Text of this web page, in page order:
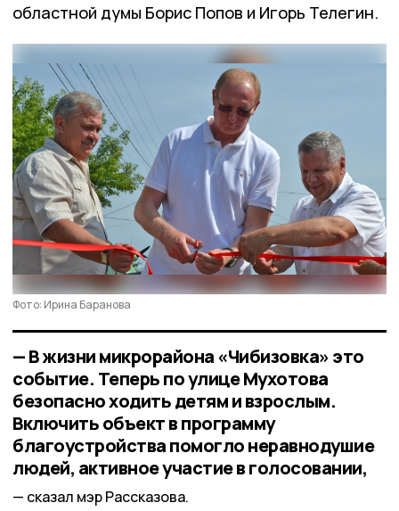
областной думы Борис Попов и Игорь Телегин.
Фото: Ирина Баранова
— В жизни микрорайона «Чибизовка» это
событие. Теперь по улице Мухотова
безопасно ходить детям и взрослым.
Включить объект в программу
благоустройства помогло неравнодушие
людей, активное участие в голосовании,
сказал мэр Рассказова.